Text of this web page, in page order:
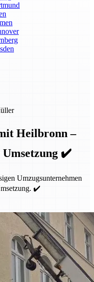
Heilbronn –
Umsetzung ✔️
Umzugsunternehmen
✔️